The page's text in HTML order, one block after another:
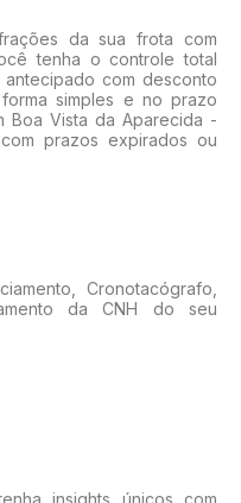
da sua frota com
tenha o controle total
antecipado com desconto
simples e no prazo
Boa Vista da Aparecida -
prazos expirados ou
Cronotacógrafo,
da CNH do seu
insights únicos com